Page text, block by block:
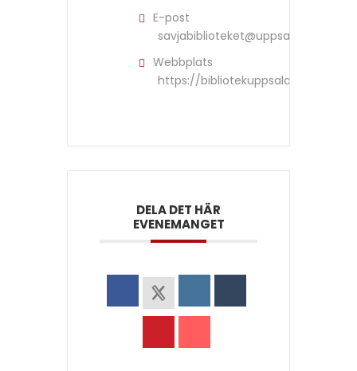
E-post
savjabiblioteket@uppsala.se
Webbplats
https://bibliotekuppsala.se/
DELA DET HÄR
EVENEMANGET